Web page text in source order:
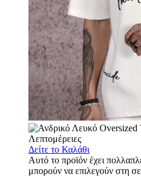
Δείτε το Καλάθι
Αυτό το προϊόν έχει
μπορούν να επιλεγούν στη